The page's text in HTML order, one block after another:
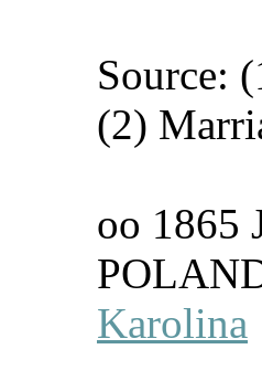
Source:
(2)
oo 1865
Karolina